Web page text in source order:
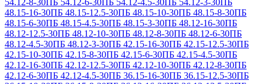
54.12-8-30ПБ 54.12-6-30ПБ 54.12-4.5-30ПБ 54.12-3-30ПБ
48.15-16-30ПБ 48.15-12.5-30ПБ 48.15-10-30ПБ 48.15-8-30ПБ
48.15-6-30ПБ 48.15-4.5-30ПБ 48.15-3-30ПБ 48.12-16-30ПБ
48.12-12.5-30ПБ 48.12-10-30ПБ 48.12-8-30ПБ 48.12-6-30ПБ
48.12-4.5-30ПБ 48.12-3-30ПБ 42.15-16-30ПБ 42.15-12.5-30ПБ
42.15-10-30ПБ 42.15-8-30ПБ 42.15-6-30ПБ 42.15-4.5-30ПБ
42.12-16-30ПБ 42.12-12.5-30ПБ 42.12-10-30ПБ 42.12-8-30ПБ
42.12-6-30ПБ 42.12-4.5-30ПБ 36.15-16-30ПБ 36.15-12.5-30ПБ